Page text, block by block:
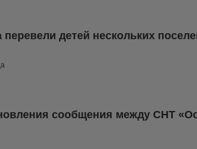
детей нескольких
сообщения между СНТ